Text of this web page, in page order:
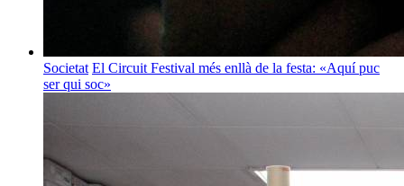
Societat El Circuit Festival més enllà de la festa: «Aquí puc
ser qui soc»